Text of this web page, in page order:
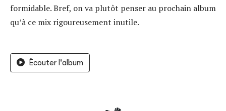
formidable. Bref, on va plutôt penser au prochain album
qu’à ce mix rigoureusement inutile.
Écouter l'album